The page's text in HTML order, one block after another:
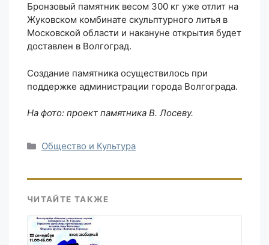
Бронзовый памятник весом 300 кг уже отлит на
Жуковском комбинате скульптурного литья в
Московской области и накануне открытия будет
доставлен в Волгоград.
Создание памятника осуществилось при
поддержке администрации города Волгограда.
На фото: проект памятника В. Лосеву.
Рубрики
Общество и Культура
ЧИТАЙТЕ ТАКЖЕ